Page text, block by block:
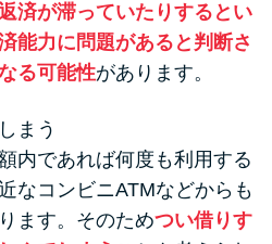
済が滞っていたりするとい
能力に問題があると判断さ
る可能性があります。
まう
内であれば何度も利用する
なコンビニATMなどからも
ます。そのためつい借りす